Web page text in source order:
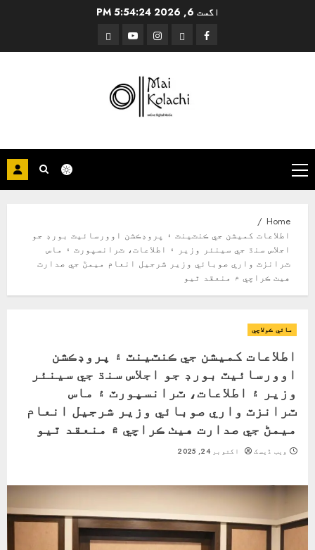
اگست 6, 2026 5:54:24 PM
Facebook
Instagram
YouTube
Threads
Primary
Menu
Home
اطلاعات کميشن جي ڪنٽينٽ ۽ پروڊڪشن اوورسائيٽ بورڊ جو
اجلاس سنڌ جي سينئر وزير ۽ اطلاعات، ٽرانسپورٽ ۽ ماس
ٽرانزٽ واري صوبائي وزير شرجيل انعام ميمڻ جي صدارت
هيٺ ڪراچي ۾ منعقد ٿيو
مائي ڪولاچي
اطلاعات کميشن جي ڪنٽينٽ ۽ پروڊڪشن
اوورسائيٽ بورڊ جو اجلاس سنڌ جي سينئر
وزير ۽ اطلاعات، ٽرانسپورٽ ۽ ماس
ٽرانزٽ واري صوبائي وزير شرجيل انعام
ميمڻ جي صدارت هيٺ ڪراچي ۾ منعقد ٿيو
ویب ڈیسک اکتوبر 24, 2025